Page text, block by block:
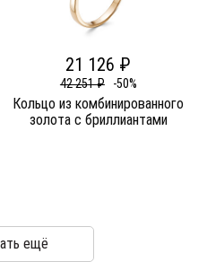
21 126 ₽
42 251 ₽ -50%
Кольцо из комбинированного
золота c бриллиантами
ещё